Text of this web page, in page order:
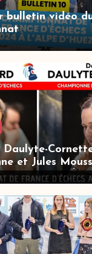
bulletin vidéo
Daulyte-
et Jules
de France